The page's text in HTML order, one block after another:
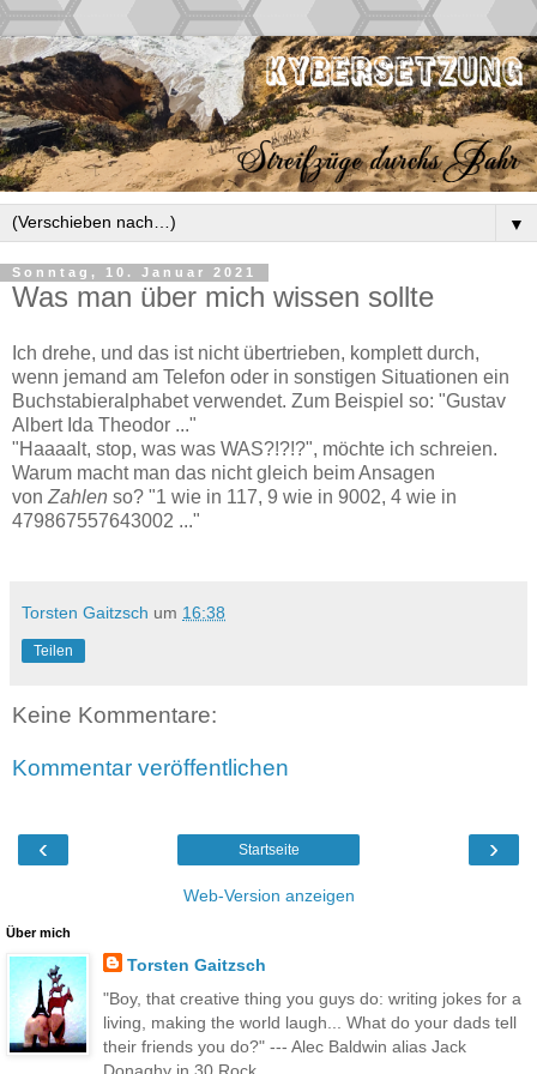
▼
Sonntag, 10. Januar 2021
Was man über mich wissen sollte
Ich drehe, und das ist nicht übertrieben, komplett durch,
wenn jemand am Telefon oder in sonstigen Situationen ein
Buchstabieralphabet verwendet. Zum Beispiel so: "Gustav
Albert Ida Theodor ..."
"Haaaalt, stop, was was WAS?!?!?", möchte ich schreien.
Warum macht man das nicht gleich beim Ansagen
von Zahlen so? "1 wie in 117, 9 wie in 9002, 4 wie in
479867557643002 ..."
Torsten Gaitzsch um 16:38
Teilen
Keine Kommentare:
Kommentar veröffentlichen
‹ ›
Startseite
Web-Version anzeigen
Über mich
Torsten Gaitzsch
"Boy, that creative thing you guys do: writing jokes for a
living, making the world laugh... What do your dads tell
their friends you do?" --- Alec Baldwin alias Jack
Donaghy in 30 Rock